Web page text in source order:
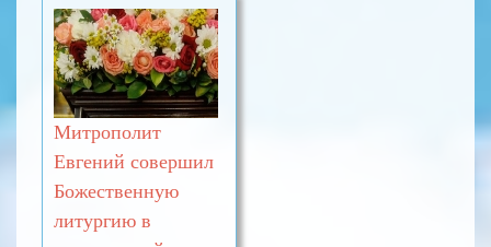
Митрополит
Евгений совершил
Божественную
литургию в